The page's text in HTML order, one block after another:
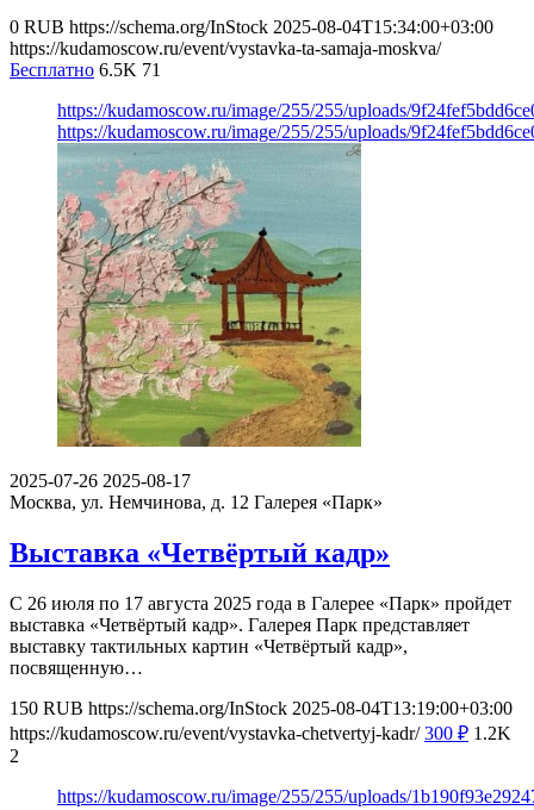
0 RUB https://schema.org/InStock 2025-08-04T15:34:00+03:00
https://kudamoscow.ru/event/vystavka-ta-samaja-moskva/
Бесплатно 6.5K 71
https://kudamoscow.ru/image/255/255/uploads/
https://kudamoscow.ru/image/255/255/uploads/
2025-07-26 2025-08-17
Москва, ул. Немчинова, д. 12 Галерея «Парк»
Выставка «Четвёртый кадр»
С 26 июля по 17 августа 2025 года в Галерее «Парк» пройдет
выставка «Четвёртый кадр». Галерея Парк представляет
выставку тактильных картин «Четвёртый кадр»,
посвященную…
150 RUB https://schema.org/InStock 2025-08-04T13:19:00+03:00
https://kudamoscow.ru/event/vystavka-chetvertyj-kadr/ 300 ₽ 1.2K
2
https://kudamoscow.ru/image/255/255/uploads/